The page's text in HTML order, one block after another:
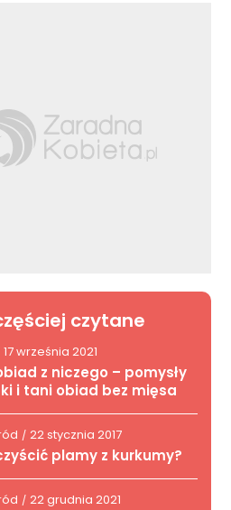
czytane
17 września 2021
z niczego – pomysły
i tani obiad bez mięsa
/ 22 stycznia 2017
plamy z kurkumy?
/ 22 grudnia 2021